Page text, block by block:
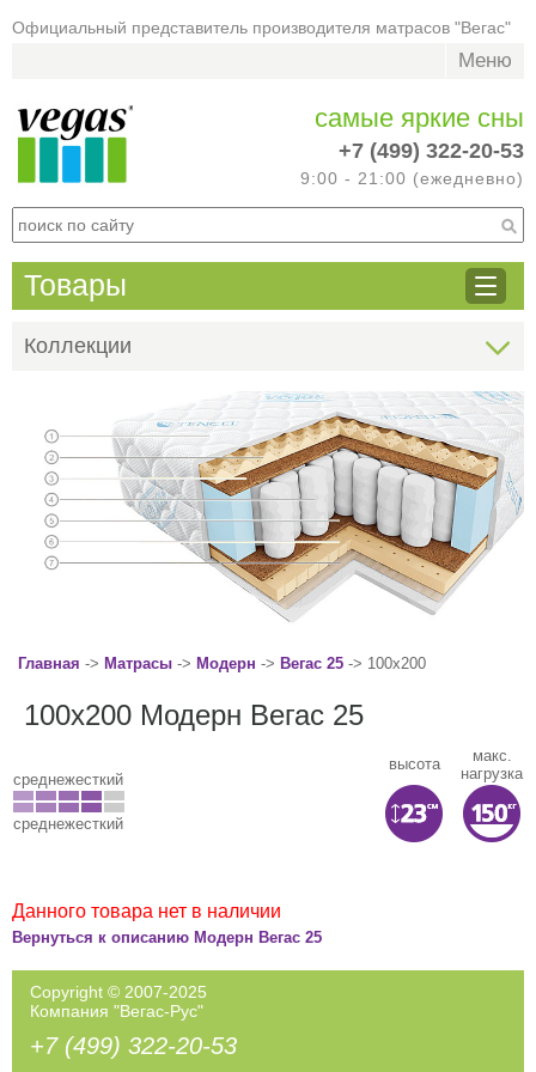
Официальный представитель производителя матрасов "Вегас"
Меню
самые яркие сны
+7 (499) 322-20-53
9:00 - 21:00 (ежедневно)
Товары
Коллекции
Главная -> Матрасы -> Модерн -> Вегас 25 -> 100x200
100x200 Модерн Вегас 25
среднежесткий
среднежесткий
высота
макс.
нагрузка
Данного товара нет в наличии
Вернуться к описанию Модерн Вегас 25
Copyright © 2007-2025
Компания "Вегас-Рус"
+7 (499) 322-20-53